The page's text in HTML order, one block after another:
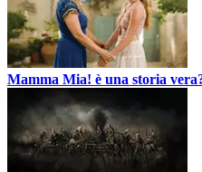
Mamma Mia! è una storia